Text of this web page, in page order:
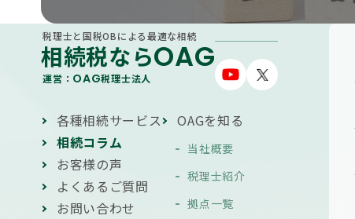
税理士と国税OBによる最適な相続
相続税ならOAG
運営： OAG税理士法人
各種相続サービス
相続コラム
お客様の声
よくあるご質問
お問い合わせ
OAGを知る
当社概要
税理士紹介
拠点一覧